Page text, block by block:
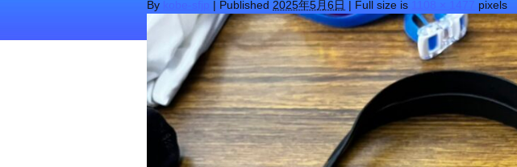
By kobe-sfjp | Published 2025年5月6日 | Full size is 1108 × 1477 pixels